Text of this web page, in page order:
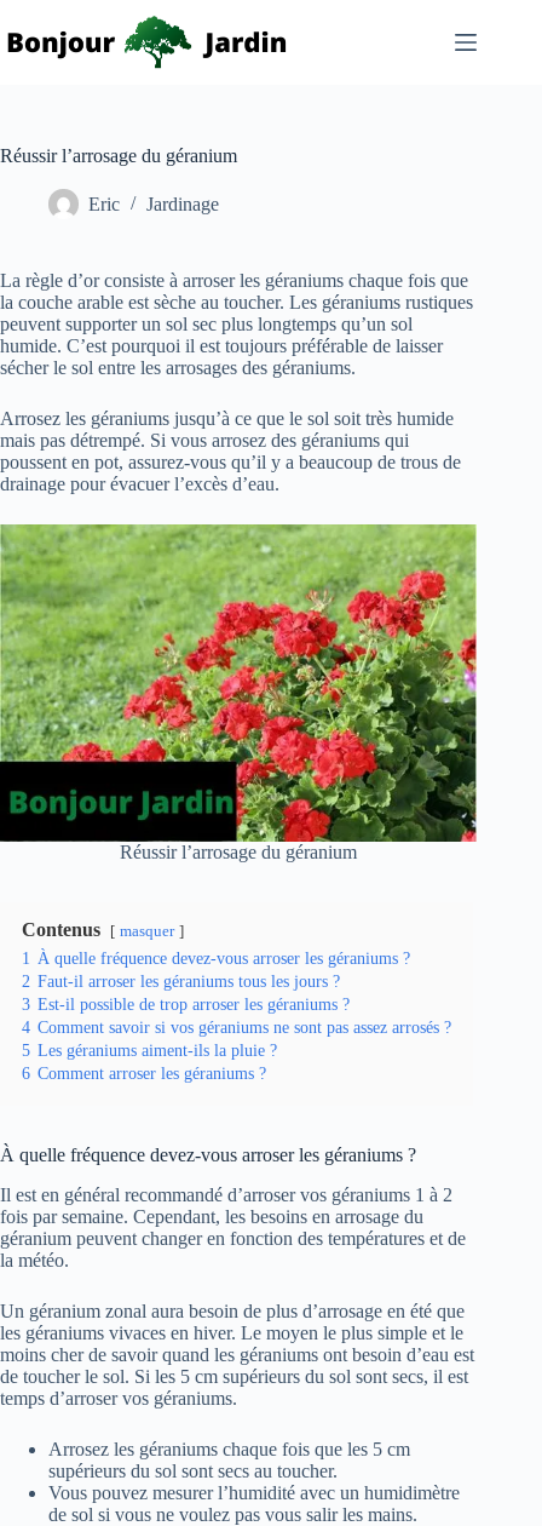
au
contenu
Réussir l’arrosage du géranium
Eric Jardinage
La règle d’or consiste à arroser les géraniums chaque fois que
la couche arable est sèche au toucher. Les géraniums rustiques
peuvent supporter un sol sec plus longtemps qu’un sol
humide. C’est pourquoi il est toujours préférable de laisser
sécher le sol entre les arrosages des géraniums.
Arrosez les géraniums jusqu’à ce que le sol soit très humide
mais pas détrempé. Si vous arrosez des géraniums qui
poussent en pot, assurez-vous qu’il y a beaucoup de trous de
drainage pour évacuer l’excès d’eau.
Réussir l’arrosage du géranium
Contenus masquer
1 À quelle fréquence devez-vous arroser les géraniums ?
2 Faut-il arroser les géraniums tous les jours ?
3 Est-il possible de trop arroser les géraniums ?
4 Comment savoir si vos géraniums ne sont pas assez arrosés ?
5 Les géraniums aiment-ils la pluie ?
6 Comment arroser les géraniums ?
À quelle fréquence devez-vous arroser les géraniums ?
Il est en général recommandé d’arroser vos géraniums 1 à 2
fois par semaine. Cependant, les besoins en arrosage du
géranium peuvent changer en fonction des températures et de
la météo.
Un géranium zonal aura besoin de plus d’arrosage en été que
les géraniums vivaces en hiver. Le moyen le plus simple et le
moins cher de savoir quand les géraniums ont besoin d’eau est
de toucher le sol. Si les 5 cm supérieurs du sol sont secs, il est
temps d’arroser vos géraniums.
Arrosez les géraniums chaque fois que les 5 cm
supérieurs du sol sont secs au toucher.
Vous pouvez mesurer l’humidité avec un humidimètre
de sol si vous ne voulez pas vous salir les mains.